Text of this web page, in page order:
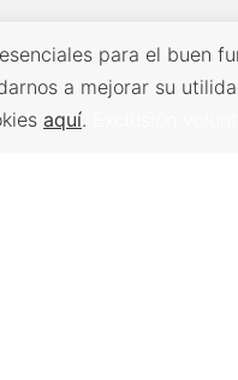
para el buen
a mejorar su
aquí.